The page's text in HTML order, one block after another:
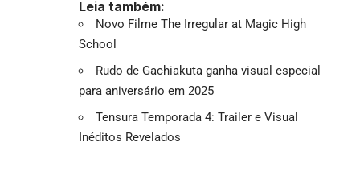
Leia também:
Novo Filme The Irregular at Magic High
School
Rudo de Gachiakuta ganha visual especial
para aniversário em 2025
Tensura Temporada 4: Trailer e Visual
Inéditos Revelados